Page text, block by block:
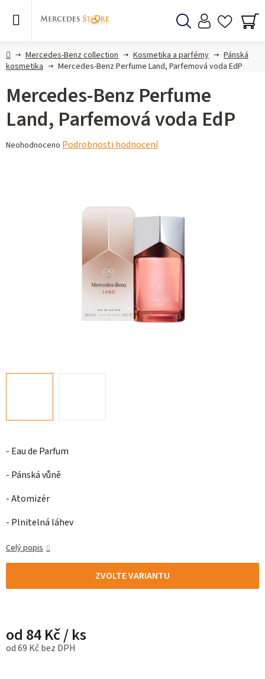
DomůMercedes-Benz collection Kosmetika a parfémy
Pánská
kosmetika
Mercedes-Benz Perfume Land, Parfemová voda EdP
- Eau de Parfum
- Pánská vůně
- Atomizér
- Plnitelná láhev
Celý popis
ZVOLTE VARIANTU
od 84 Kč/ ks
od69 Kčbez DPH
Mercedes-Benz Perfume
Land, Parfemová voda EdP
Průměrné
Neohodnoceno Podrobnosti hodnocení